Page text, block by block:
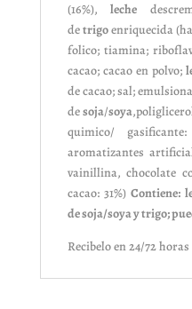
(16%),leche
detrigoenriquecida
folico; tiamina;
cacao; cacao en polvo;
de cacao; sal;
desoja/soya
quimico/
aromatizantes
vainillina, chocolate
cacao: 31%)Contiene:
de soja/soya y trigo;
Recibelo en 24/72 horas